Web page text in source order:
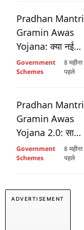
मोटा रिटर्न!
Pradhan Mantri
Gramin Awas
Yojana: क्या नई
लिस्ट में आपका नाम
भी शामिल है?
Government
Schemes
8 महीना
पहले
Pradhan Mantri
Gramin Awas
Yojana 2.0: साल
2029 तक 2 करोड़
नए घरों का लक्ष्य
Government
Schemes
8 महीना
पहले
ADVERTISEMENT